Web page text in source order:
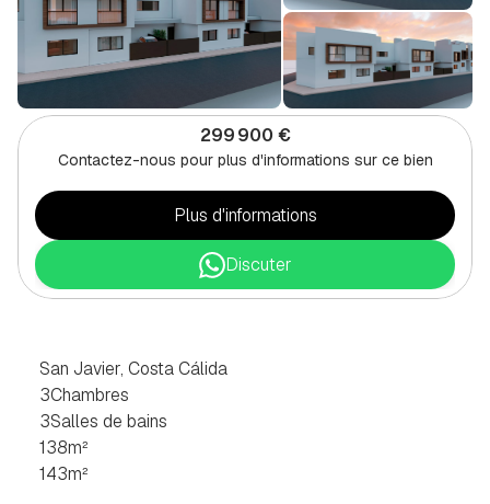
299 900 €
Contactez-nous pour plus d'informations sur ce bien
Plus d'informations
Discuter
San Javier, Costa Cálida
3Chambres
3Salles de bains
138m²
143m²